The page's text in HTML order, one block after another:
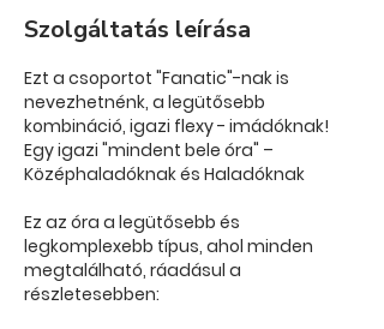
Szolgáltatás leírása
Ezt a csoportot "Fanatic"-nak is
nevezhetnénk, a legütősebb
kombináció, igazi flexy - imádóknak!
Egy igazi "mindent bele óra" –
Középhaladóknak és Haladóknak
Ez az óra a legütősebb és
legkomplexebb típus, ahol minden
megtalálható, ráadásul a
részletesebben: